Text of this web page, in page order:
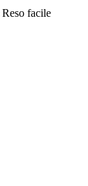
Reso facile